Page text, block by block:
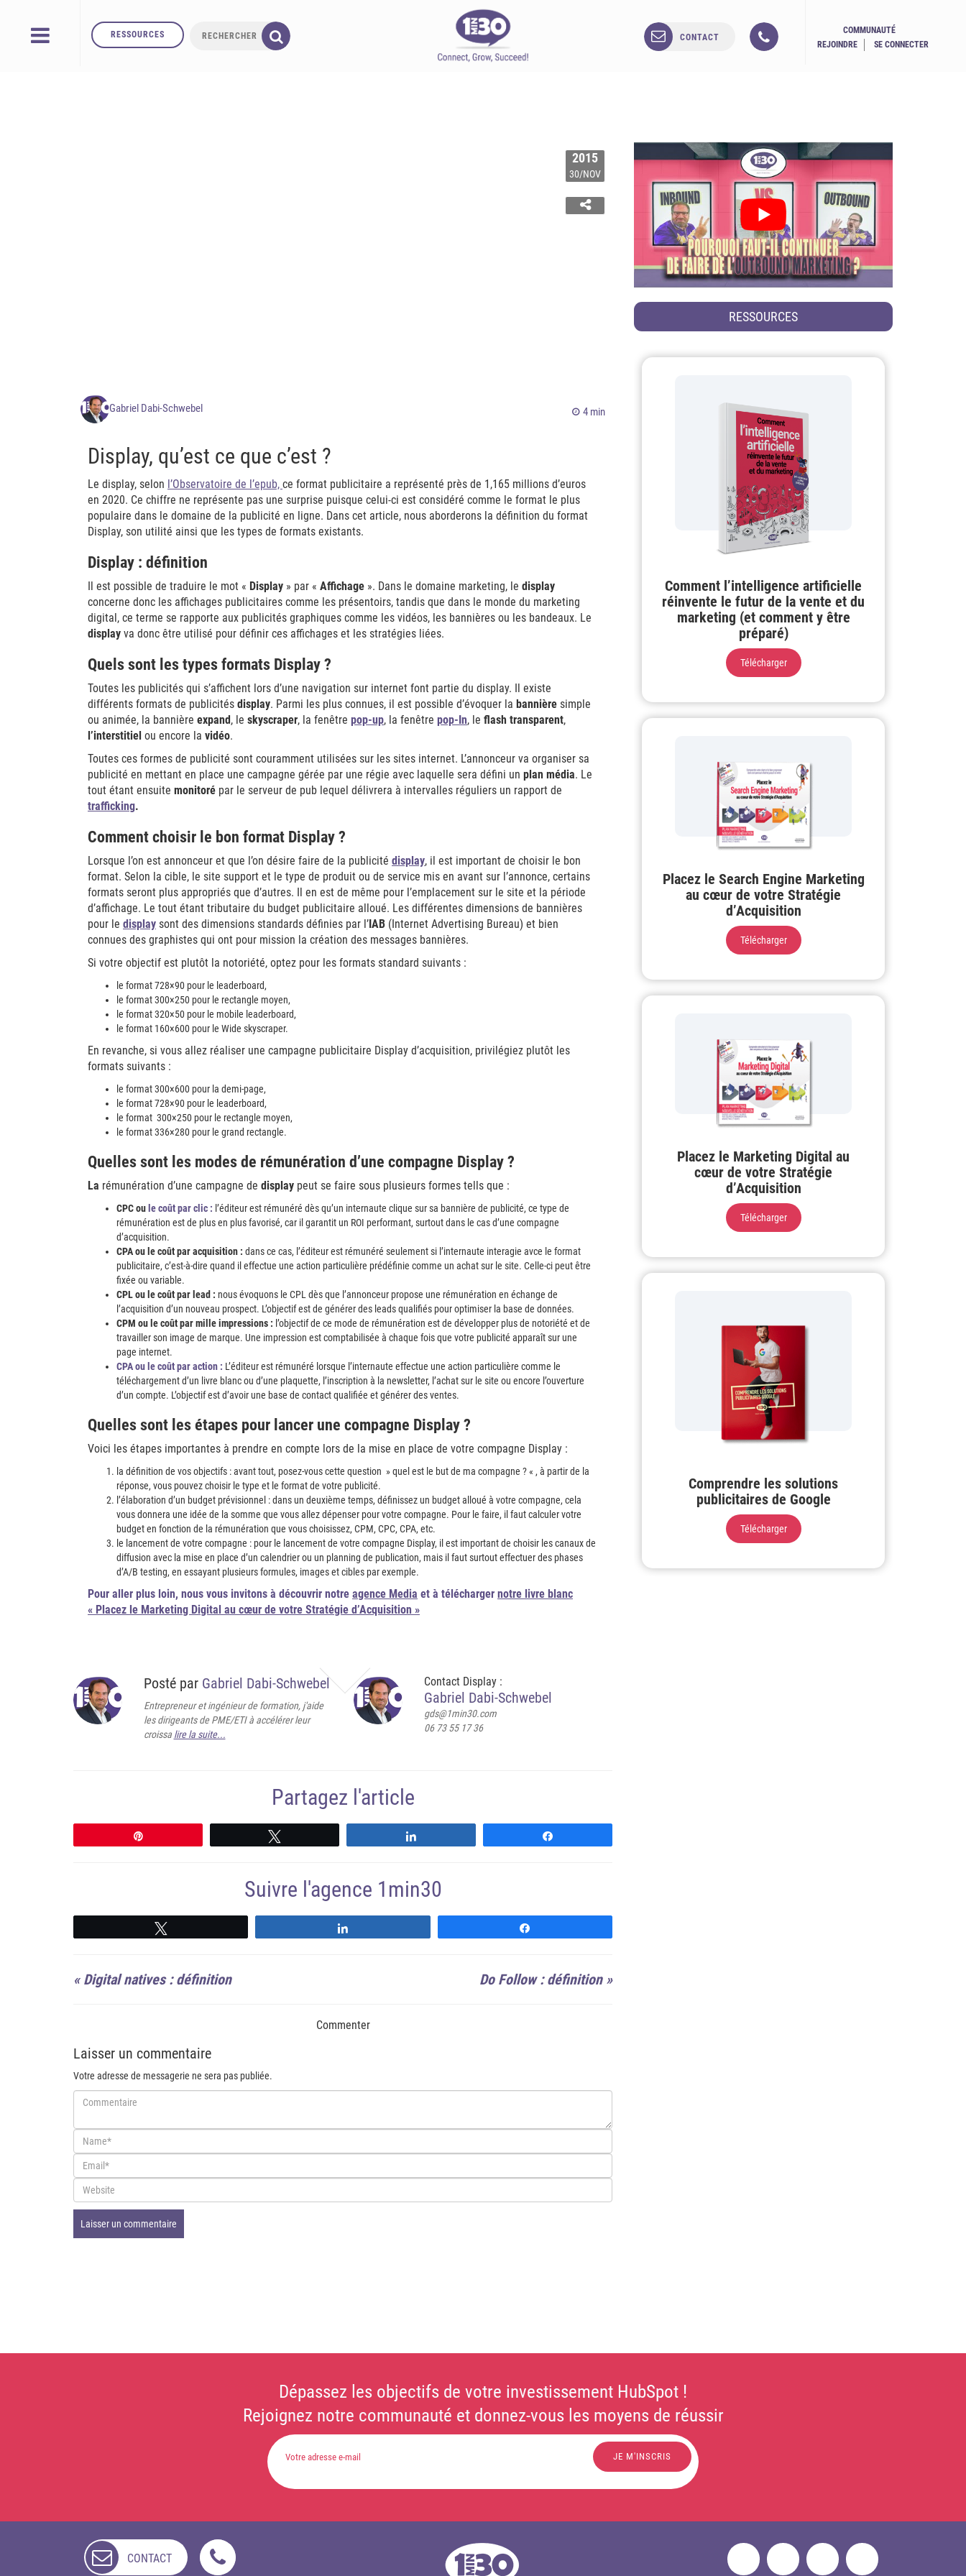
RESSOURCES CONTACT
COMMUNAUTÉ
REJOINDRE
SE CONNECTER
2015
30/NOV
Gabriel Dabi-Schwebel 4 min
Display, qu’est ce que c’est ?
Le display, selon l’Observatoire de l’epub, ce format publicitaire a représenté près de 1,165 millions d’euros
en 2020. Ce chiffre ne représente pas une surprise puisque celui-ci est considéré comme le format le plus
populaire dans le domaine de la publicité en ligne. Dans cet article, nous aborderons la définition du format
Display, son utilité ainsi que les types de formats existants.
Display : définition
Il est possible de traduire le mot « Display » par « Affichage ». Dans le domaine marketing, le display
concerne donc les affichages publicitaires comme les présentoirs, tandis que dans le monde du marketing
digital, ce terme se rapporte aux publicités graphiques comme les vidéos, les bannières ou les bandeaux. Le
display va donc être utilisé pour définir ces affichages et les stratégies liées.
Quels sont les types formats Display ?
Toutes les publicités qui s’affichent lors d’une navigation sur internet font partie du display. Il existe
différents formats de publicités display. Parmi les plus connues, il est possible d’évoquer la bannière simple
ou animée, la bannière expand, le skyscraper, la fenêtre pop-up, la fenêtre pop-In, le flash transparent,
l’interstitiel ou encore la vidéo.
Toutes ces formes de publicité sont couramment utilisées sur les sites internet. L’annonceur va organiser sa
publicité en mettant en place une campagne gérée par une régie avec laquelle sera défini un plan média. Le
tout étant ensuite monitoré par le serveur de pub lequel délivrera à intervalles réguliers un rapport de
trafficking.
Comment choisir le bon format Display ?
Lorsque l’on est annonceur et que l’on désire faire de la publicité display, il est important de choisir le bon
format. Selon la cible, le site support et le type de produit ou de service mis en avant sur l’annonce, certains
formats seront plus appropriés que d’autres. Il en est de même pour l’emplacement sur le site et la période
d’affichage. Le tout étant tributaire du budget publicitaire alloué. Les différentes dimensions de bannières
pour le display sont des dimensions standards définies par l’IAB (Internet Advertising Bureau) et bien
connues des graphistes qui ont pour mission la création des messages bannières.
Si votre objectif est plutôt la notoriété, optez pour les formats standard suivants :
le format 728×90 pour le leaderboard,
le format 300×250 pour le rectangle moyen,
le format 320×50 pour le mobile leaderboard,
le format 160×600 pour le Wide skyscraper.
En revanche, si vous allez réaliser une campagne publicitaire Display d’acquisition, privilégiez plutôt les
formats suivants :
le format 300×600 pour la demi-page,
le format 728×90 pour le leaderboard,
le format 300×250 pour le rectangle moyen,
le format 336×280 pour le grand rectangle.
Quelles sont les modes de rémunération d’une compagne Display ?
La rémunération d’une campagne de display peut se faire sous plusieurs formes tells que :
CPC ou le coût par clic : l’éditeur est rémunéré dès qu’un internaute clique sur sa bannière de publicité, ce type de
rémunération est de plus en plus favorisé, car il garantit un ROI performant, surtout dans le cas d’une compagne
d’acquisition.
CPA ou le coût par acquisition : dans ce cas, l’éditeur est rémunéré seulement si l’internaute interagie avce le format
publicitaire, c’est-à-dire quand il effectue une action particulière prédéfinie comme un achat sur le site. Celle-ci peut être
fixée ou variable.
CPL ou le coût par lead : nous évoquons le CPL dès que l’annonceur propose une rémunération en échange de
l’acquisition d’un nouveau prospect. L’objectif est de générer des leads qualifiés pour optimiser la base de données.
CPM ou le coût par mille impressions : l’objectif de ce mode de rémunération est de développer plus de notoriété et de
travailler son image de marque. Une impression est comptabilisée à chaque fois que votre publicité apparaît sur une
page internet.
CPA ou le coût par action : L’éditeur est rémunéré lorsque l’internaute effectue une action particulière comme le
téléchargement d’un livre blanc ou d’une plaquette, l’inscription à la newsletter, l’achat sur le site ou encore l’ouverture
d’un compte. L’objectif est d’avoir une base de contact qualifiée et générer des ventes.
Quelles sont les étapes pour lancer une compagne Display ?
Voici les étapes importantes à prendre en compte lors de la mise en place de votre compagne Display :
la définition de vos objectifs : avant tout, posez-vous cette question » quel est le but de ma compagne ? « , à partir de la
réponse, vous pouvez choisir le type et le format de votre publicité.
l’élaboration d’un budget prévisionnel : dans un deuxième temps, définissez un budget alloué à votre compagne, cela
vous donnera une idée de la somme que vous allez dépenser pour votre compagne. Pour le faire, il faut calculer votre
budget en fonction de la rémunération que vous choisissez, CPM, CPC, CPA, etc.
le lancement de votre compagne : pour le lancement de votre compagne Display, il est important de choisir les canaux de
diffusion avec la mise en place d’un calendrier ou un planning de publication, mais il faut surtout effectuer des phases
d’A/B testing, en essayant plusieurs formules, images et cibles par exemple.
Pour aller plus loin, nous vous invitons à découvrir notre agence Media et à télécharger notre livre blanc
« Placez le Marketing Digital au cœur de votre Stratégie d’Acquisition »
Posté par Gabriel Dabi-Schwebel
Entrepreneur et ingénieur de formation, j'aide
les dirigeants de PME/ETI à accélérer leur
croissa lire la suite...
Contact Display :
Gabriel Dabi-Schwebel
gds@1min30.com
06 73 55 17 36
Partagez l'article
Suivre l'agence 1min30
« Digital natives : définition Do Follow : définition»
Commenter
Laisser un commentaire
Votre adresse de messagerie ne sera pas publiée.
RESSOURCES
Comment l’intelligence artificielle
réinvente le futur de la vente et du
marketing (et comment y être
préparé)
Télécharger
Placez le Search Engine Marketing
au cœur de votre Stratégie
d’Acquisition
Télécharger
Placez le Marketing Digital au
cœur de votre Stratégie
d’Acquisition
Télécharger
Comprendre les solutions
publicitaires de Google
Télécharger
Dépassez les objectifs de votre investissement HubSpot !
Rejoignez notre communauté et donnez-vous les moyens de réussir
CONTACT